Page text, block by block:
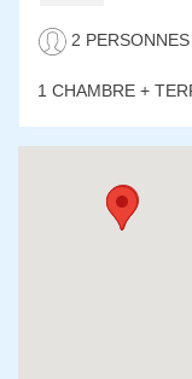
2
1 CHAMBRE +